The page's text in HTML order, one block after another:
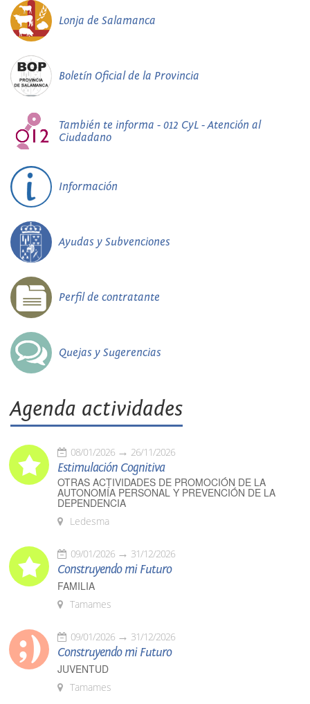
Lonja de Salamanca
Boletín Oficial de la Provincia
También te informa - 012 CyL - Atención al
Ciudadano
Información
Ayudas y Subvenciones
Perfil de contratante
Quejas y Sugerencias
Agenda actividades
08/01/2026 26/11/2026
Estimulación Cognitiva
OTRAS ACTIVIDADES DE PROMOCIÓN DE LA
AUTONOMÍA PERSONAL Y PREVENCIÓN DE LA
DEPENDENCIA
Ledesma
09/01/2026 31/12/2026
Construyendo mi Futuro
FAMILIA
Tamames
09/01/2026 31/12/2026
Construyendo mi Futuro
JUVENTUD
Tamames